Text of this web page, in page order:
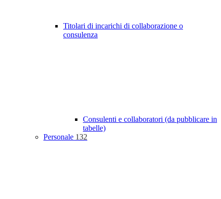
Titolari di incarichi di collaborazione o
consulenza
Consulenti e collaboratori (da pubblicare in
tabelle)
Personale 132